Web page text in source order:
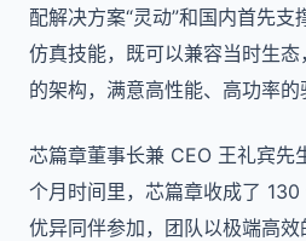
配解决方案“灵动”和国内首先
仿真技能，既可以兼容当时生
的架构，满意高性能、高功率的
芯篇章董事长兼 CEO 王礼宾先
个月时间里，芯篇章收成了
优异同伴参加，团队以极端高